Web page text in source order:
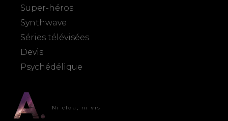
Super-héros
Synthwave
Séries télévisées
Devis
Psychédélique